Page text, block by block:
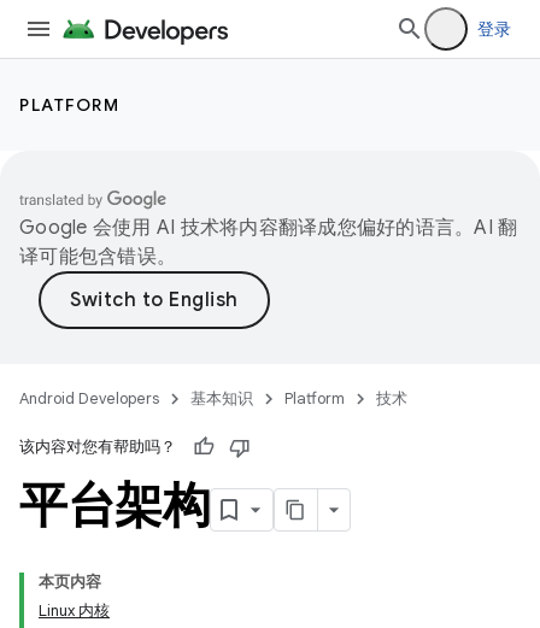
登录
PLATFORM
Google 会使用 AI 技术将内容翻译成您偏好的语言。AI 翻
译可能包含错误。
Android Developers 基本知识 Platform 技术
该内容对您有帮助吗？
平台架构
本页内容
Linux 内核